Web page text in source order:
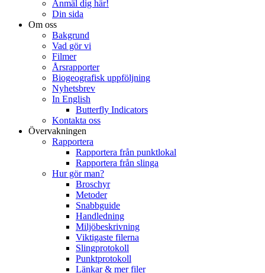
Anmäl dig här!
Din sida
Om oss
Bakgrund
Vad gör vi
Filmer
Årsrapporter
Biogeografisk uppföljning
Nyhetsbrev
In English
Butterfly Indicators
Kontakta oss
Övervakningen
Rapportera
Rapportera från punktlokal
Rapportera från slinga
Hur gör man?
Broschyr
Metoder
Snabbguide
Handledning
Miljöbeskrivning
Viktigaste filerna
Slingprotokoll
Punktprotokoll
Länkar & mer filer